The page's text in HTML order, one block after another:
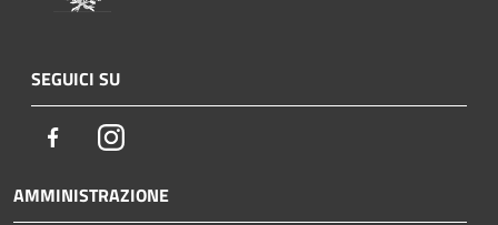
SEGUICI SU
FacebookInstagram
AMMINISTRAZIONE